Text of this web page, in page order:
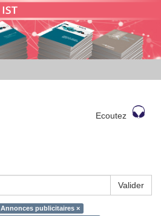
Ecoutez
Valider
Annonces publicitaires ×